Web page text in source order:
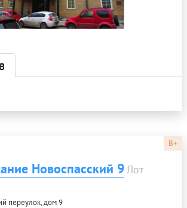
B+
Новоспасский 9 Лот
переулок, дом 9